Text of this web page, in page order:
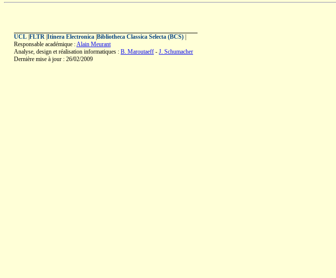
UCL FLTR Itinera Electronica Bibliotheca Classica Selecta (BCS)
Responsable académique :Alain Meurant
Analyse, design et réalisation informatiques : B. Maroutaeff - J. Schumacher
Dernière mise à jour : 26/02/2009